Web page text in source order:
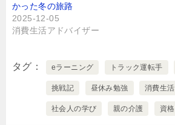
かった冬の旅路
2025-12-05
消費生活アドバイザー
タグ eラーニング トラック運転手
挑戦記 昼休み勉強 消費生
社会人の学び 親の介護 資